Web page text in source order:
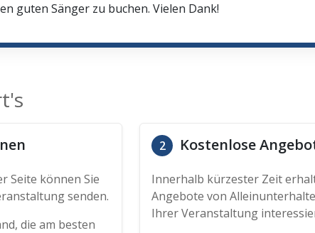
guten Sänger zu buchen. Vielen Dank!
Seite können Sie
senden.
die am besten
2 Kostenlose
Innerhalb kürzester Zeit
Angebote von
Ihrer Veranstaltung